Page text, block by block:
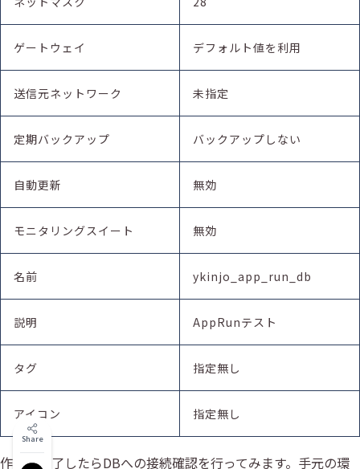
ゲートウェイ デフォルト値を利用
送信元ネットワーク 未指定
定期バックアップ バックアップしない
自動更新 無効
モニタリングスイート 無効
名前 ykinjo_app_run_db
説明 AppRunテスト
タグ 指定無し
アイコン 指定無し
作成が完了したらDBへの接続確認を行ってみます。手元の環
Share